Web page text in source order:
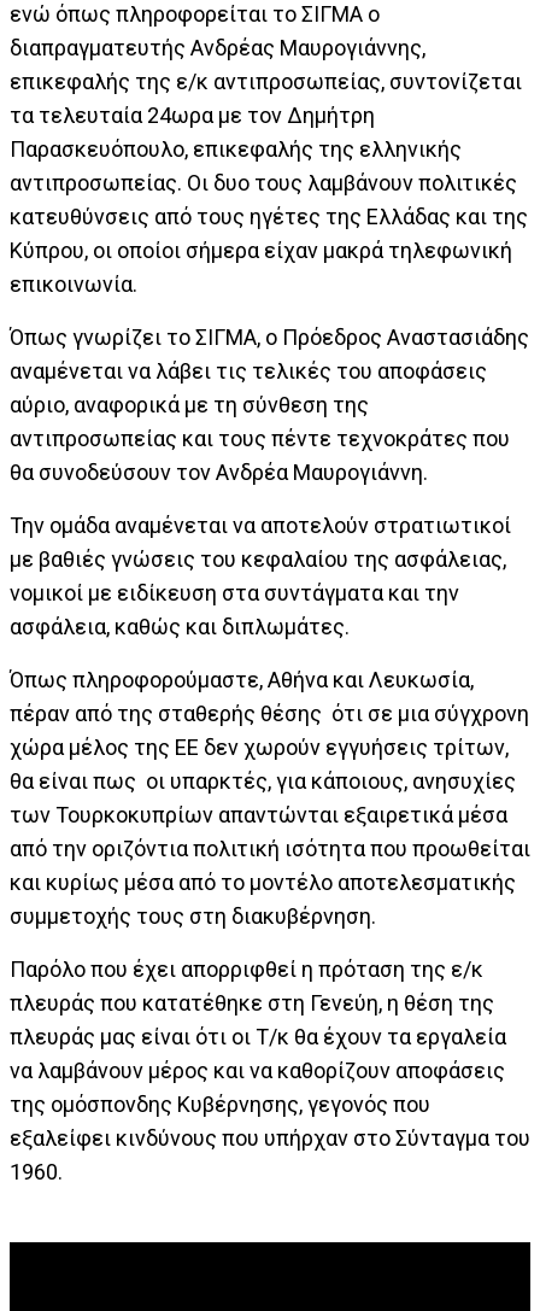
ενώ όπως πληροφορείται το ΣΙΓΜΑ ο
διαπραγματευτής Ανδρέας Μαυρογιάννης,
επικεφαλής της ε/κ αντιπροσωπείας, συντονίζεται
τα τελευταία 24ωρα με τον Δημήτρη
Παρασκευόπουλο, επικεφαλής της ελληνικής
αντιπροσωπείας. Οι δυο τους λαμβάνουν πολιτικές
κατευθύνσεις από τους ηγέτες της Ελλάδας και της
Κύπρου, οι οποίοι σήμερα είχαν μακρά τηλεφωνική
επικοινωνία.
Όπως γνωρίζει το ΣΙΓΜΑ, ο Πρόεδρος Αναστασιάδης
αναμένεται να λάβει τις τελικές του αποφάσεις
αύριο, αναφορικά με τη σύνθεση της
αντιπροσωπείας και τους πέντε τεχνοκράτες που
θα συνοδεύσουν τον Ανδρέα Μαυρογιάννη.
Την ομάδα αναμένεται να αποτελούν στρατιωτικοί
με βαθιές γνώσεις του κεφαλαίου της ασφάλειας,
νομικοί με ειδίκευση στα συντάγματα και την
ασφάλεια, καθώς και διπλωμάτες.
Όπως πληροφορούμαστε, Αθήνα και Λευκωσία,
πέραν από της σταθερής θέσης ότι σε μια σύγχρονη
χώρα μέλος της ΕΕ δεν χωρούν εγγυήσεις τρίτων,
θα είναι πως οι υπαρκτές, για κάποιους, ανησυχίες
των Τουρκοκυπρίων απαντώνται εξαιρετικά μέσα
από την οριζόντια πολιτική ισότητα που προωθείται
και κυρίως μέσα από το μοντέλο αποτελεσματικής
συμμετοχής τους στη διακυβέρνηση.
Παρόλο που έχει απορριφθεί η πρόταση της ε/κ
πλευράς που κατατέθηκε στη Γενεύη, η θέση της
πλευράς μας είναι ότι οι Τ/κ θα έχουν τα εργαλεία
να λαμβάνουν μέρος και να καθορίζουν αποφάσεις
της ομόσπονδης Κυβέρνησης, γεγονός που
εξαλείφει κινδύνους που υπήρχαν στο Σύνταγμα του
1960.